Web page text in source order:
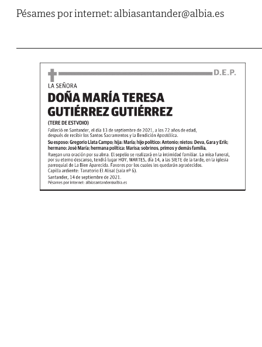
Pésames por internet: albiasantander@albia.es